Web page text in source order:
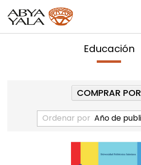
Educación
Ordenar por
COMPRAR POR